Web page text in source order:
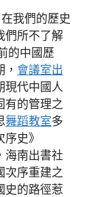
我們的歷史
們所不了解
的中國歷
會議室出
現代中國人
有的管理之
舞蹈教室多
史》
海南出書社
次序重建之
史的路徑惹